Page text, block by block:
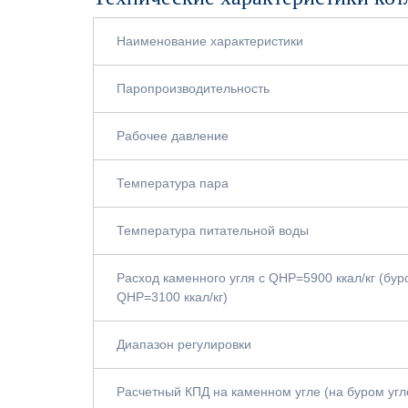
Наименование характеристики
Паропроизводительность
Рабочее давление
Температура пара
Температура питательной воды
Расход каменного угля с QНР=5900 ккал/кг
QНР=3100 ккал/кг)
Диапазон регулировки
Расчетный КПД на каменном угле (на буром